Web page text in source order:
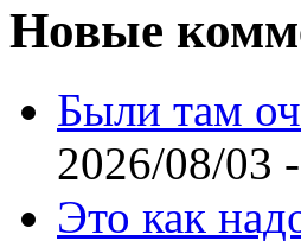
Новые
Были там
2026/08/03
Это как